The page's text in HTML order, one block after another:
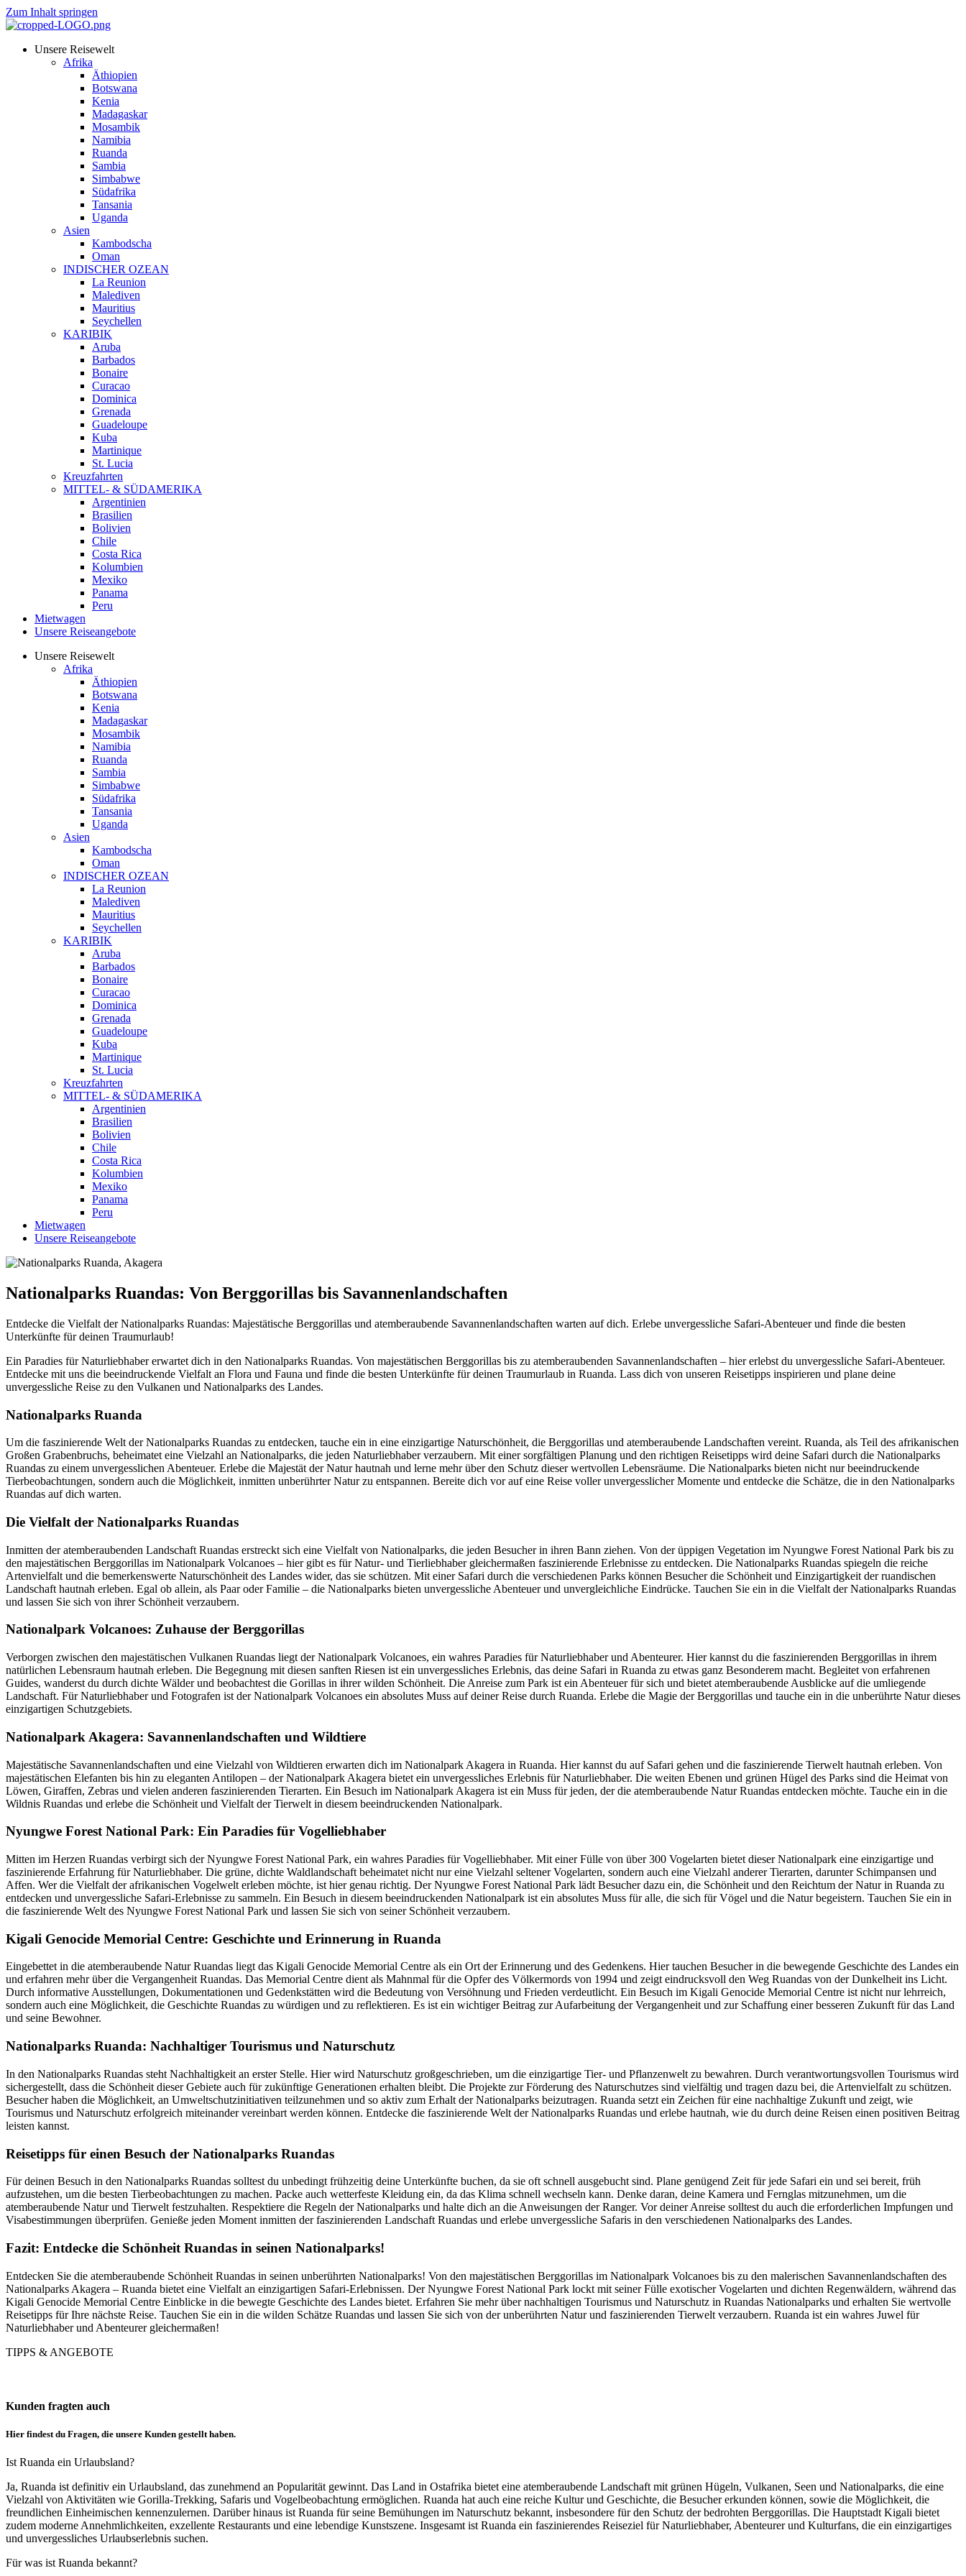
Zum Inhalt springen
Unsere Reisewelt
Afrika
Äthiopien
Botswana
Kenia
Madagaskar
Mosambik
Namibia
Ruanda
Sambia
Simbabwe
Südafrika
Tansania
Uganda
Asien
Kambodscha
Oman
INDISCHER OZEAN
La Reunion
Malediven
Mauritius
Seychellen
KARIBIK
Aruba
Barbados
Bonaire
Curacao
Dominica
Grenada
Guadeloupe
Kuba
Martinique
St. Lucia
Kreuzfahrten
MITTEL- & SÜDAMERIKA
Argentinien
Brasilien
Bolivien
Chile
Costa Rica
Kolumbien
Mexiko
Panama
Peru
Mietwagen
Unsere Reiseangebote
Unsere Reisewelt
Afrika
Äthiopien
Botswana
Kenia
Madagaskar
Mosambik
Namibia
Ruanda
Sambia
Simbabwe
Südafrika
Tansania
Uganda
Asien
Kambodscha
Oman
INDISCHER OZEAN
La Reunion
Malediven
Mauritius
Seychellen
KARIBIK
Aruba
Barbados
Bonaire
Curacao
Dominica
Grenada
Guadeloupe
Kuba
Martinique
St. Lucia
Kreuzfahrten
MITTEL- & SÜDAMERIKA
Argentinien
Brasilien
Bolivien
Chile
Costa Rica
Kolumbien
Mexiko
Panama
Peru
Mietwagen
Unsere Reiseangebote
Nationalparks Ruandas: Von Berggorillas bis Savannenlandschaften
Entdecke die Vielfalt der Nationalparks Ruandas: Majestätische Berggorillas und atemberaubende Savannenlandschaften warten auf dich. Erlebe unvergessliche Safari-Abenteuer und finde die besten
Unterkünfte für deinen Traumurlaub!
Ein Paradies für Naturliebhaber erwartet dich in den Nationalparks Ruandas. Von majestätischen Berggorillas bis zu atemberaubenden Savannenlandschaften – hier erlebst du unvergessliche Safari-Abenteuer.
Entdecke mit uns die beeindruckende Vielfalt an Flora und Fauna und finde die besten Unterkünfte für deinen Traumurlaub in Ruanda. Lass dich von unseren Reisetipps inspirieren und plane deine
unvergessliche Reise zu den Vulkanen und Nationalparks des Landes.
Nationalparks Ruanda
Um die faszinierende Welt der Nationalparks Ruandas zu entdecken, tauche ein in eine einzigartige Naturschönheit, die Berggorillas und atemberaubende Landschaften vereint. Ruanda, als Teil des afrikanischen
Großen Grabenbruchs, beheimatet eine Vielzahl an Nationalparks, die jeden Naturliebhaber verzaubern. Mit einer sorgfältigen Planung und den richtigen Reisetipps wird deine Safari durch die Nationalparks
Ruandas zu einem unvergesslichen Abenteuer. Erlebe die Majestät der Natur hautnah und lerne mehr über den Schutz dieser wertvollen Lebensräume. Die Nationalparks bieten nicht nur beeindruckende
Tierbeobachtungen, sondern auch die Möglichkeit, inmitten unberührter Natur zu entspannen. Bereite dich vor auf eine Reise voller unvergesslicher Momente und entdecke die Schätze, die in den Nationalparks
Ruandas auf dich warten.
Die Vielfalt der Nationalparks Ruandas
Inmitten der atemberaubenden Landschaft Ruandas erstreckt sich eine Vielfalt von Nationalparks, die jeden Besucher in ihren Bann ziehen. Von der üppigen Vegetation im Nyungwe Forest National Park bis zu
den majestätischen Berggorillas im Nationalpark Volcanoes – hier gibt es für Natur- und Tierliebhaber gleichermaßen faszinierende Erlebnisse zu entdecken. Die Nationalparks Ruandas spiegeln die reiche
Artenvielfalt und die bemerkenswerte Naturschönheit des Landes wider, das sie schützen. Mit einer Safari durch die verschiedenen Parks können Besucher die Schönheit und Einzigartigkeit der ruandischen
Landschaft hautnah erleben. Egal ob allein, als Paar oder Familie – die Nationalparks bieten unvergessliche Abenteuer und unvergleichliche Eindrücke. Tauchen Sie ein in die Vielfalt der Nationalparks Ruandas
und lassen Sie sich von ihrer Schönheit verzaubern.
Nationalpark Volcanoes: Zuhause der Berggorillas
Verborgen zwischen den majestätischen Vulkanen Ruandas liegt der Nationalpark Volcanoes, ein wahres Paradies für Naturliebhaber und Abenteurer. Hier kannst du die faszinierenden Berggorillas in ihrem
natürlichen Lebensraum hautnah erleben. Die Begegnung mit diesen sanften Riesen ist ein unvergessliches Erlebnis, das deine Safari in Ruanda zu etwas ganz Besonderem macht. Begleitet von erfahrenen
Guides, wanderst du durch dichte Wälder und beobachtest die Gorillas in ihrer wilden Schönheit. Die Anreise zum Park ist ein Abenteuer für sich und bietet atemberaubende Ausblicke auf die umliegende
Landschaft. Für Naturliebhaber und Fotografen ist der Nationalpark Volcanoes ein absolutes Muss auf deiner Reise durch Ruanda. Erlebe die Magie der Berggorillas und tauche ein in die unberührte Natur dieses
einzigartigen Schutzgebiets.
Nationalpark Akagera: Savannenlandschaften und Wildtiere
Majestätische Savannenlandschaften und eine Vielzahl von Wildtieren erwarten dich im Nationalpark Akagera in Ruanda. Hier kannst du auf Safari gehen und die faszinierende Tierwelt hautnah erleben. Von
majestätischen Elefanten bis hin zu eleganten Antilopen – der Nationalpark Akagera bietet ein unvergessliches Erlebnis für Naturliebhaber. Die weiten Ebenen und grünen Hügel des Parks sind die Heimat von
Löwen, Giraffen, Zebras und vielen anderen faszinierenden Tierarten. Ein Besuch im Nationalpark Akagera ist ein Muss für jeden, der die atemberaubende Natur Ruandas entdecken möchte. Tauche ein in die
Wildnis Ruandas und erlebe die Schönheit und Vielfalt der Tierwelt in diesem beeindruckenden Nationalpark.
Nyungwe Forest National Park: Ein Paradies für Vogelliebhaber
Mitten im Herzen Ruandas verbirgt sich der Nyungwe Forest National Park, ein wahres Paradies für Vogelliebhaber. Mit einer Fülle von über 300 Vogelarten bietet dieser Nationalpark eine einzigartige und
faszinierende Erfahrung für Naturliebhaber. Die grüne, dichte Waldlandschaft beheimatet nicht nur eine Vielzahl seltener Vogelarten, sondern auch eine Vielzahl anderer Tierarten, darunter Schimpansen und
Affen. Wer die Vielfalt der afrikanischen Vogelwelt erleben möchte, ist hier genau richtig. Der Nyungwe Forest National Park lädt Besucher dazu ein, die Schönheit und den Reichtum der Natur in Ruanda zu
entdecken und unvergessliche Safari-Erlebnisse zu sammeln. Ein Besuch in diesem beeindruckenden Nationalpark ist ein absolutes Muss für alle, die sich für Vögel und die Natur begeistern. Tauchen Sie ein in
die faszinierende Welt des Nyungwe Forest National Park und lassen Sie sich von seiner Schönheit verzaubern.
Kigali Genocide Memorial Centre: Geschichte und Erinnerung in Ruanda
Eingebettet in die atemberaubende Natur Ruandas liegt das Kigali Genocide Memorial Centre als ein Ort der Erinnerung und des Gedenkens. Hier tauchen Besucher in die bewegende Geschichte des Landes ein
und erfahren mehr über die Vergangenheit Ruandas. Das Memorial Centre dient als Mahnmal für die Opfer des Völkermords von 1994 und zeigt eindrucksvoll den Weg Ruandas von der Dunkelheit ins Licht.
Durch informative Ausstellungen, Dokumentationen und Gedenkstätten wird die Bedeutung von Versöhnung und Frieden verdeutlicht. Ein Besuch im Kigali Genocide Memorial Centre ist nicht nur lehrreich,
sondern auch eine Möglichkeit, die Geschichte Ruandas zu würdigen und zu reflektieren. Es ist ein wichtiger Beitrag zur Aufarbeitung der Vergangenheit und zur Schaffung einer besseren Zukunft für das Land
und seine Bewohner.
Nationalparks Ruanda: Nachhaltiger Tourismus und Naturschutz
In den Nationalparks Ruandas steht Nachhaltigkeit an erster Stelle. Hier wird Naturschutz großgeschrieben, um die einzigartige Tier- und Pflanzenwelt zu bewahren. Durch verantwortungsvollen Tourismus wird
sichergestellt, dass die Schönheit dieser Gebiete auch für zukünftige Generationen erhalten bleibt. Die Projekte zur Förderung des Naturschutzes sind vielfältig und tragen dazu bei, die Artenvielfalt zu schützen.
Besucher haben die Möglichkeit, an Umweltschutzinitiativen teilzunehmen und so aktiv zum Erhalt der Nationalparks beizutragen. Ruanda setzt ein Zeichen für eine nachhaltige Zukunft und zeigt, wie
Tourismus und Naturschutz erfolgreich miteinander vereinbart werden können. Entdecke die faszinierende Welt der Nationalparks Ruandas und erlebe hautnah, wie du durch deine Reisen einen positiven Beitrag
leisten kannst.
Reisetipps für einen Besuch der Nationalparks Ruandas
Für deinen Besuch in den Nationalparks Ruandas solltest du unbedingt frühzeitig deine Unterkünfte buchen, da sie oft schnell ausgebucht sind. Plane genügend Zeit für jede Safari ein und sei bereit, früh
aufzustehen, um die besten Tierbeobachtungen zu machen. Packe auch wetterfeste Kleidung ein, da das Klima schnell wechseln kann. Denke daran, deine Kamera und Fernglas mitzunehmen, um die
atemberaubende Natur und Tierwelt festzuhalten. Respektiere die Regeln der Nationalparks und halte dich an die Anweisungen der Ranger. Vor deiner Anreise solltest du auch die erforderlichen Impfungen und
Visabestimmungen überprüfen. Genieße jeden Moment inmitten der faszinierenden Landschaft Ruandas und erlebe unvergessliche Safaris in den verschiedenen Nationalparks des Landes.
Fazit: Entdecke die Schönheit Ruandas in seinen Nationalparks!
Entdecken Sie die atemberaubende Schönheit Ruandas in seinen unberührten Nationalparks! Von den majestätischen Berggorillas im Nationalpark Volcanoes bis zu den malerischen Savannenlandschaften des
Nationalparks Akagera – Ruanda bietet eine Vielfalt an einzigartigen Safari-Erlebnissen. Der Nyungwe Forest National Park lockt mit seiner Fülle exotischer Vogelarten und dichten Regenwäldern, während das
Kigali Genocide Memorial Centre Einblicke in die bewegte Geschichte des Landes bietet. Erfahren Sie mehr über nachhaltigen Tourismus und Naturschutz in Ruandas Nationalparks und erhalten Sie wertvolle
Reisetipps für Ihre nächste Reise. Tauchen Sie ein in die wilden Schätze Ruandas und lassen Sie sich von der unberührten Natur und faszinierenden Tierwelt verzaubern. Ruanda ist ein wahres Juwel für
Naturliebhaber und Abenteurer gleichermaßen!
TIPPS & ANGEBOTE
Kunden fragten auch
Hier findest du Fragen, die unsere Kunden gestellt haben.
Ist Ruanda ein Urlaubsland?
Ja, Ruanda ist definitiv ein Urlaubsland, das zunehmend an Popularität gewinnt. Das Land in Ostafrika bietet eine atemberaubende Landschaft mit grünen Hügeln, Vulkanen, Seen und Nationalparks, die eine
Vielzahl von Aktivitäten wie Gorilla-Trekking, Safaris und Vogelbeobachtung ermöglichen. Ruanda hat auch eine reiche Kultur und Geschichte, die Besucher erkunden können, sowie die Möglichkeit, die
freundlichen Einheimischen kennenzulernen. Darüber hinaus ist Ruanda für seine Bemühungen im Naturschutz bekannt, insbesondere für den Schutz der bedrohten Berggorillas. Die Hauptstadt Kigali bietet
zudem moderne Annehmlichkeiten, exzellente Restaurants und eine lebendige Kunstszene. Insgesamt ist Ruanda ein faszinierendes Reiseziel für Naturliebhaber, Abenteurer und Kulturfans, die ein einzigartiges
und unvergessliches Urlaubserlebnis suchen.
Für was ist Ruanda bekannt?